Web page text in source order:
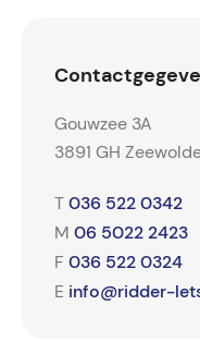
Gouwzee 3A
3891 GH
T 036 522 0342
M 06 5022 2423
F 036 522 0324
E info@ridder-